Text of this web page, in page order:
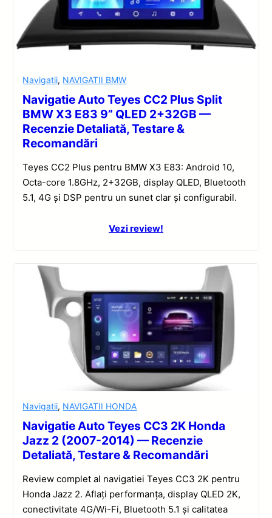
Navigatii, NAVIGATII BMW
Navigatie Auto Teyes CC2 Plus Split
BMW X3 E83 9” QLED 2+32GB —
Recenzie Detaliată, Testare &
Recomandări
Teyes CC2 Plus pentru BMW X3 E83: Android 10,
Octa-core 1.8GHz, 2+32GB, display QLED, Bluetooth
5.1, 4G și DSP pentru un sunet clar și configurabil.
Vezi review!
Navigatii, NAVIGATII HONDA
Navigatie Auto Teyes CC3 2K Honda
Jazz 2 (2007-2014) — Recenzie
Detaliată, Testare & Recomandări
Review complet al navigatiei Teyes CC3 2K pentru
Honda Jazz 2. Aflați performanța, display QLED 2K,
conectivitate 4G/Wi-Fi, Bluetooth 5.1 și calitatea